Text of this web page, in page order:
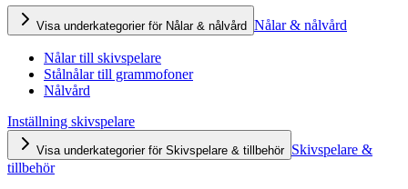
Visa underkategorier för Nålar & nålvård Nålar & nålvård
Nålar till skivspelare
Stålnålar till grammofoner
Nålvård
Inställning skivspelare
Visa underkategorier för Skivspelare & tillbehör Skivspelare &
tillbehör